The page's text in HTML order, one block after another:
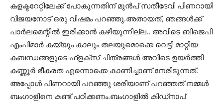
കളക്ടറേറ്റിലേക്ക് പോകുന്നതിന് മുൻപ് സതീദേവി പിണറായി
വിജയനോട് ഒരു വിഷമം പറഞ്ഞു.അതായത്, ഞങ്ങൾക്ക്
പാർലമെന്റിൽ ഇരിക്കാൻ കഴിയുന്നില്ല.. അവിടെ ബിജെപി
എംപിമാർ കയ്യും കാലും തലയുമൊക്കെ വെട്ടി മാറ്റിയ
കബന്ധങ്ങളുടെ ഫ്‌ളക്‌സ് ചിത്രങ്ങൾ അവിടെ ഉയർത്തി
കണ്ണൂർ ഭീകരത എന്നൊക്കെ കാണിച്ചാണ് നേരിടുന്നത്.
അപ്പോൾ പിണറായി പറഞ്ഞു ശരിയാണ് പറഞ്ഞത് നമ്മൾ
ബംഗാളിനെ കണ്ട് പഠിക്കണം.ബംഗാളിൽ കിഡ്നാപ്